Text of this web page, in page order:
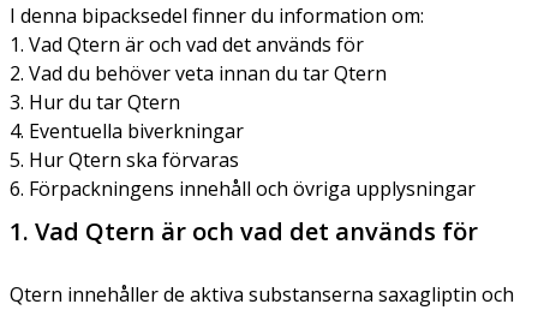
I denna bipacksedel finner du information om:
1. Vad Qtern är och vad det används för
2. Vad du behöver veta innan du tar Qtern
3. Hur du tar Qtern
4. Eventuella biverkningar
5. Hur Qtern ska förvaras
6. Förpackningens innehåll och övriga upplysningar
1. Vad Qtern är och vad det används för
Qtern innehåller de aktiva substanserna saxagliptin och